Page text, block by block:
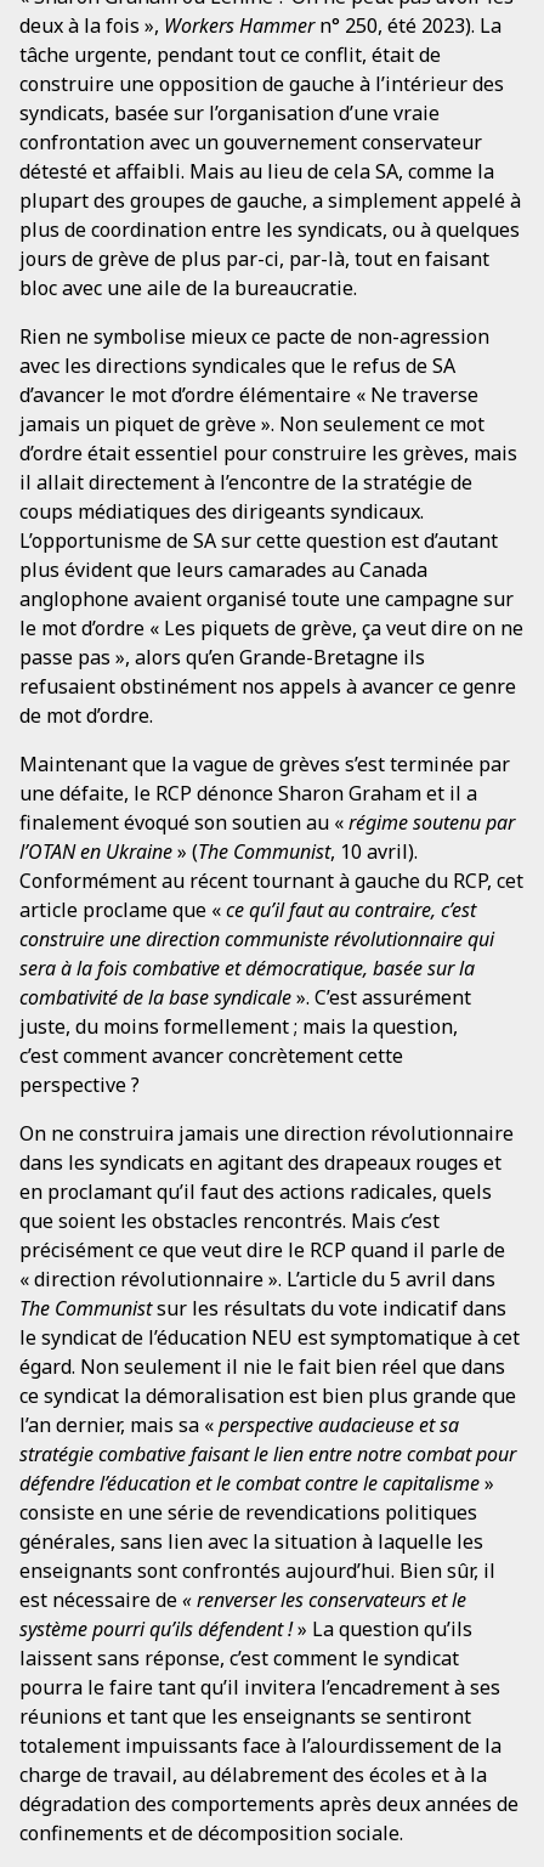
deux à la fois », Workers Hammern° 250, été 2023). La
tâche urgente, pendant tout ce conflit, était de
construire une opposition de gauche à l’intérieur des
syndicats, basée sur l’organisation d’une vraie
confrontation avec un gouvernement conservateur
détesté et affaibli. Mais au lieu de cela SA, comme la
plupart des groupes de gauche, a simplement appelé à
plus de coordination entre les syndicats, ou à quelques
jours de grève de plus par-ci, par-là, tout en faisant
bloc avec une aile de la bureaucratie.
Rien ne symbolise mieux ce pacte de non-agression
avec les directions syndicales que le refus de SA
d’avancer le mot d’ordre élémentaire « Ne traverse
jamais un piquet de grève ». Non seulement ce mot
d’ordre était essentiel pour construire les grèves, mais
il allait directement à l’encontre de la stratégie de
coups médiatiques des dirigeants syndicaux.
L’opportunisme de SA sur cette question est d’autant
plus évident que leurs camarades au Canada
anglophone avaient organisé toute une campagne sur
le mot d’ordre « Les piquets de grève, ça veut dire on ne
passe pas », alors qu’en Grande-Bretagne ils
refusaient obstinément nos appels à avancer ce genre
de mot d’ordre.
Maintenant que la vague de grèves s’est terminée par
une défaite, le RCP dénonce Sharon Graham et il a
finalement évoqué son soutien au «régime soutenu par
l’OTAN en Ukraine» (The Communist, 10 avril).
Conformément au récent tournant à gauche du RCP, cet
article proclame que «ce qu’il faut au contraire, c’est
construire une direction communiste révolutionnaire qui
sera à la fois combative et démocratique, basée sur la
combativité de la base syndicale». C’est assurément
juste, du moins formellement ; mais la question,
c’est comment avancer concrètement cette
perspective ?
On ne construira jamais une direction révolutionnaire
dans les syndicats en agitant des drapeaux rouges et
en proclamant qu’il faut des actions radicales, quels
que soient les obstacles rencontrés. Mais c’est
précisément ce que veut dire le RCP quand il parle de
« direction révolutionnaire ». L’article du 5 avril dans
The Communistsur les résultats du vote indicatif dans
le syndicat de l’éducation NEU est symptomatique à cet
égard. Non seulement il nie le fait bien réel que dans
ce syndicat la démoralisation est bien plus grande que
l’an dernier, mais sa «perspective audacieuse et sa
stratégie combative faisant le lien entre notre combat pour
défendre l’éducation et le combat contre le capitalisme»
consiste en une série de revendications politiques
générales, sans lien avec la situation à laquelle les
enseignants sont confrontés aujourd’hui. Bien sûr, il
est nécessaire de« renverser les conservateurs et le
système pourri qu’ils défendent !» La question qu’ils
laissent sans réponse, c’est comment le syndicat
pourra le faire tant qu’il invitera l’encadrement à ses
réunions et tant que les enseignants se sentiront
totalement impuissants face à l’alourdissement de la
charge de travail, au délabrement des écoles et à la
dégradation des comportements après deux années de
confinements et de décomposition sociale.